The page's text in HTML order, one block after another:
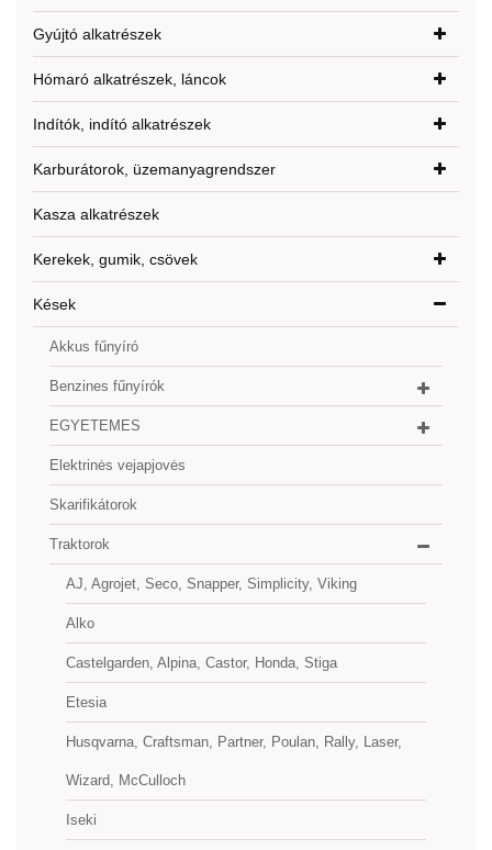
Gyújtó alkatrészek
Hómaró alkatrészek, láncok
Indítók, indító alkatrészek
Karburátorok, üzemanyagrendszer
Kasza alkatrészek
Kerekek, gumik, csövek
Kések
Akkus fűnyíró
Benzines fűnyírók
EGYETEMES
Elektrinės vejapjovės
Skarifikátorok
Traktorok
AJ, Agrojet, Seco, Snapper, Simplicity, Viking
Alko
Castelgarden, Alpina, Castor, Honda, Stiga
Etesia
Husqvarna, Craftsman, Partner, Poulan, Rally, Laser,
Wizard, McCulloch
Iseki